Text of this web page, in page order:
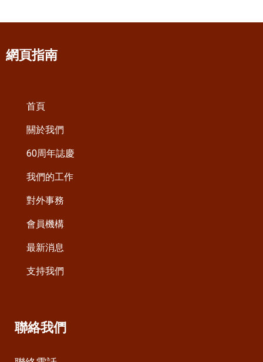
網頁指南
首頁
關於我們
60周年誌慶
我們的工作
對外事務
會員機構
最新消息
支持我們
聯絡我們